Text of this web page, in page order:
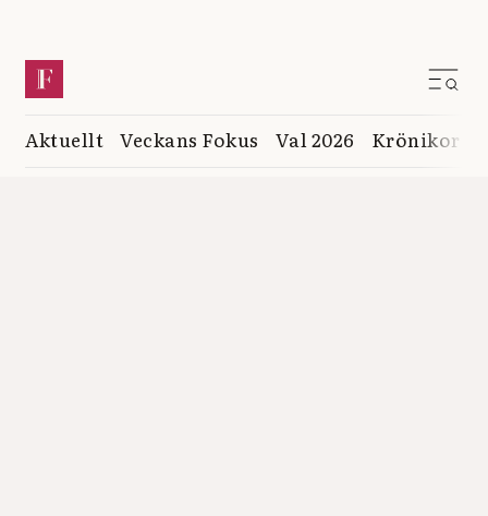
Aktuellt Veckans Fokus Val 2026 Krönikor